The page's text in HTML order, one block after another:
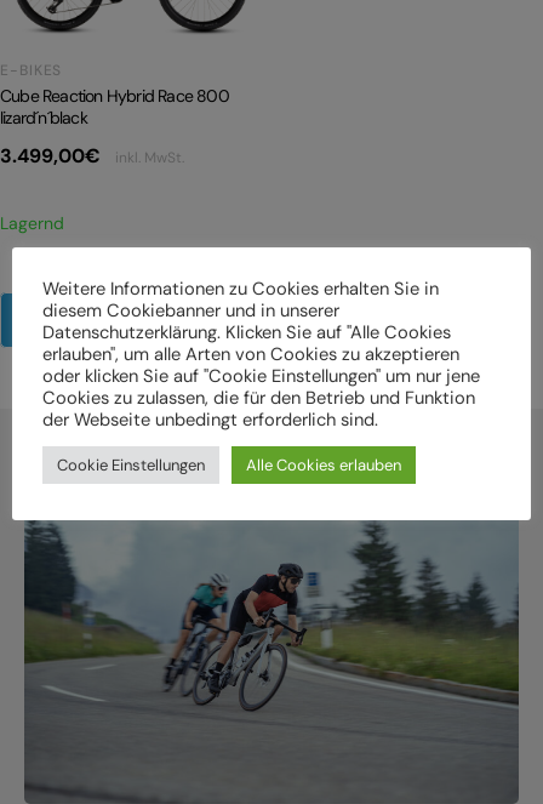
E-BIKES
Cube Reaction Hybrid Race 800
lizard´n´black
3.499,00€ inkl. MwSt.
Lagernd
Mehr Produkte anzeigen
Weitere Informationen zu Cookies erhalten Sie in
diesem Cookiebanner und in unserer
Datenschutzerklärung. Klicken Sie auf "Alle Cookies
erlauben", um alle Arten von Cookies zu akzeptieren
oder klicken Sie auf "Cookie Einstellungen" um nur jene
Cookies zu zulassen, die für den Betrieb und Funktion
der Webseite unbedingt erforderlich sind.
Cookie Einstellungen Alle Cookies erlauben